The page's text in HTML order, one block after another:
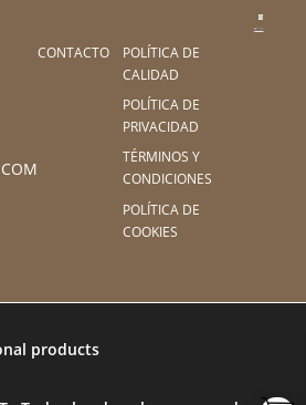
CONTACTO
POLÍTICA DE
CALIDAD
POLÍTICA DE
PRIVACIDAD
TÉRMINOS Y
CONDICIONES
POLÍTICA DE
COOKIES
products